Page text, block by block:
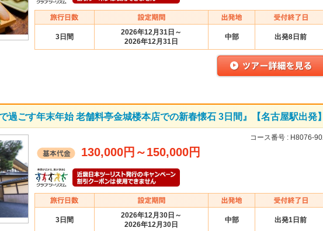
3日間
2026年12月31日～
2026年12月31日
中部 出発8日前
過ごす年末年始 老舗料亭金城楼本店での新春懐石 3日間』【名古屋駅出発
コース番号 : H8076-
130,000円 ～150,000円
3日間
2026年12月30日～
2026年12月30日
中部 出発1日前